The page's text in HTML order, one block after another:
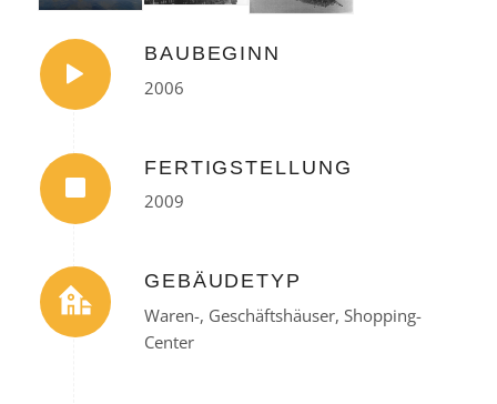
BAUBEGINN
2006
FERTIGSTELLUNG
2009
GEBÄUDETYP
Waren-, Geschäftshäuser, Shopping-
Center